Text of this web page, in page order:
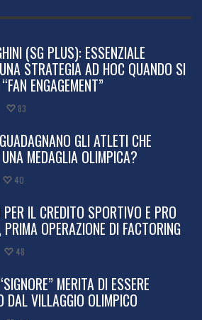
(SG PLUS): ESSENZIALE
STRATEGIA AD HOC QUANDO SI
ENGAGEMENT”
83
GLI ATLETI CHE
MEDAGLIA OLIMPICA?
40
IL CREDITO SPORTIVO E PRO
PRIMA OPERAZIONE DI FACTORING
48
MERITA DI ESSERE
DAL VILLAGGIO OLIMPICO